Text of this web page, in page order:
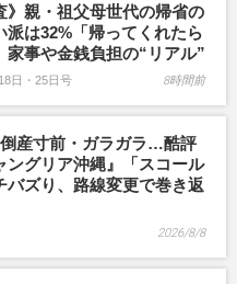
》親・祖父母世代の帰省の
派は32%「帰ってくれたら
家事や金銭負担の“リアル”
日・25日号 8時間前
倒産寸前・ガラガラ…酷評
ングリア沖縄』「スコール
バズり、路線変更で巻き返
2026/8/8